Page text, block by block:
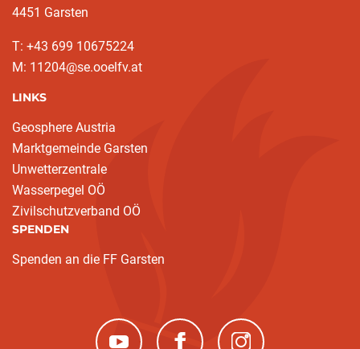
4451 Garsten
T: ‭+43 699 10675224‬
M: 11204@se.ooelfv.at
LINKS
Geosphere Austria
Marktgemeinde Garsten
Unwetterzentrale
Wasserpegel OÖ
Zivilschutzverband OÖ
SPENDEN
Spenden an die FF Garsten